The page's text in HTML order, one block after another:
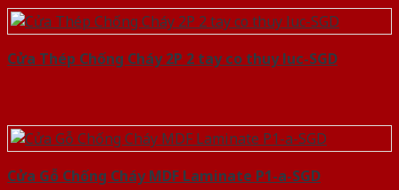
Cửa Thép Chống Cháy 2P 2 tay co thuy luc-SGD
Cửa Gỗ Chống Cháy MDF Laminate P1-a-SGD